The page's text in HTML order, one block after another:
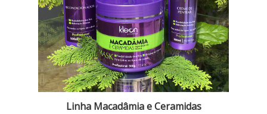
Linha Macadâmia e Ceramidas